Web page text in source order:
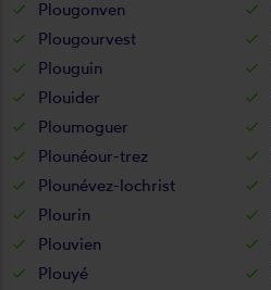
Plougonven
Plougourvest
Plouguin
Plouider
Ploumoguer
Plounéour-trez
Plounévez-lochrist
Plourin
Plouvien
Plouyé